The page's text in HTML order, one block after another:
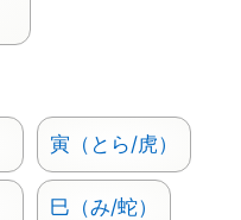
寅（とら/虎）
巳（み/蛇）